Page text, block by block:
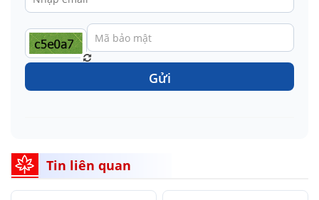
Gửi
Tin liên quan